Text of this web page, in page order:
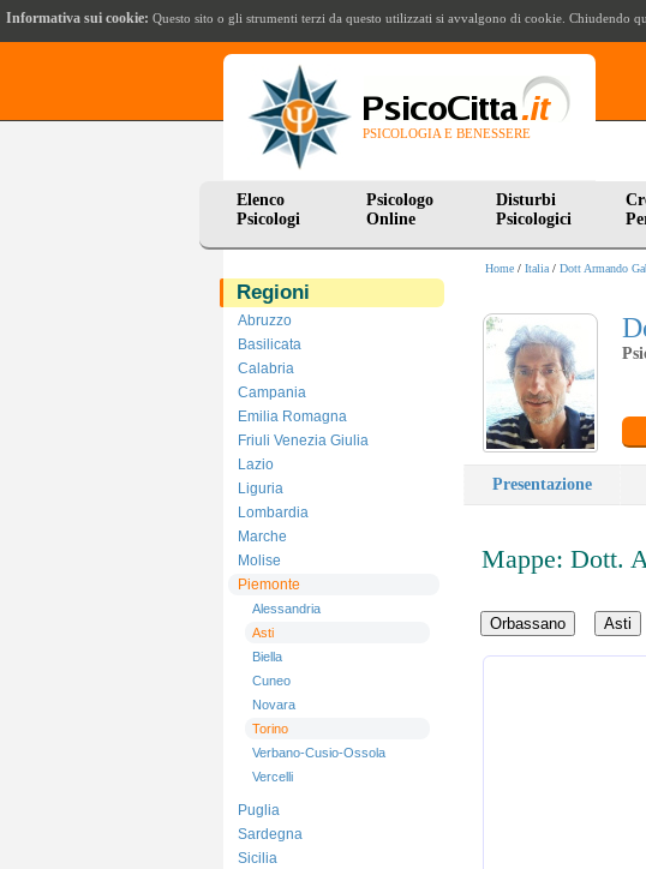
PSICOLOGIA E BENESSERE
Elenco
Psicologi
Psicologo
Online
Disturbi
Psicologici
Home / Italia / Dott Armando
Regioni
Abruzzo
Basilicata
Calabria
Campania
Emilia Romagna
Friuli Venezia Giulia
Lazio
Liguria
Lombardia
Marche
Molise
Piemonte
Alessandria
Asti
Biella
Cuneo
Novara
Torino
Verbano-Cusio-Ossola
Vercelli
Puglia
Sardegna
Sicilia
Presentazione
Mappe: Dott.
Informativa sui cookie: Questo sito o gli strumenti terzi da questo utilizzati si avvalgono di cookie. Chiudendo